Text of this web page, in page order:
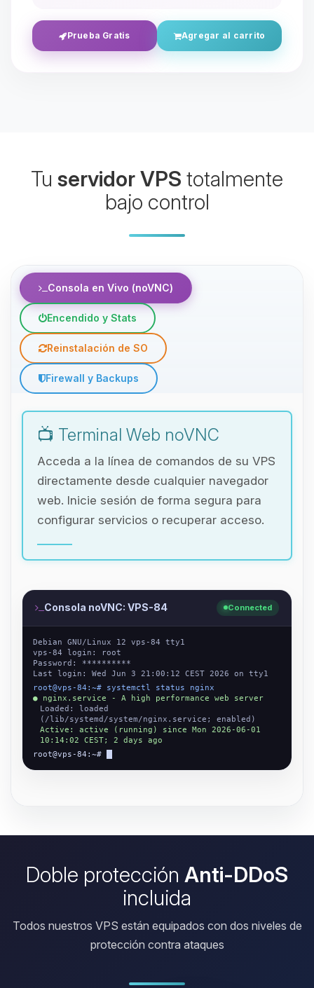
Prueba Gratis Agregar al carrito
Tu servidor VPS totalmente
bajo control
Consola en Vivo (noVNC)
Encendido y Stats
Reinstalación de SO
Firewall y Backups
📺 Terminal Web noVNC
Acceda a la línea de comandos de su VPS
directamente desde cualquier navegador
web. Inicie sesión de forma segura para
configurar servicios o recuperar acceso.
Consola noVNC: VPS-84 Connected
Debian GNU/Linux 12 vps-84 tty1
vps-84 login: root
Password: **********
Last login: Wed Jun 3 21:00:12 CEST 2026 on tty1
root@vps-84:~# systemctl status nginx
● nginx.service - A high performance web server
Loaded: loaded
(/lib/systemd/system/nginx.service; enabled)
Active: active (running) since Mon 2026-06-01
10:14:02 CEST; 2 days ago
root@vps-84:~#
Doble protección Anti-DDoS
incluida
Todos nuestros VPS están equipados con dos niveles de
protección contra ataques
hablar! Soy Choupy, tu pequeno
asistente de BoxToPlay. Cuentame
que necesitas y moveré mis
08/08/2026 03:18